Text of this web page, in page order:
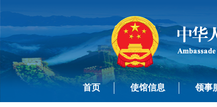
首页 使馆信息 领事